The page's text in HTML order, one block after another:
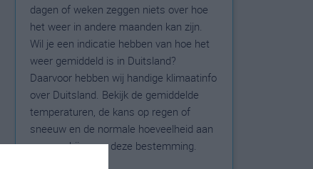
dagen of weken zeggen niets over hoe
het weer in andere maanden kan zijn.
Wil je een indicatie hebben van hoe het
weer gemiddeld is in Duitsland?
Daarvoor hebben wij handige klimaatinfo
over Duitsland. Bekijk de gemiddelde
temperaturen, de kans op regen of
sneeuw en de normale hoeveelheid aan
zonneschijn voor deze bestemming.